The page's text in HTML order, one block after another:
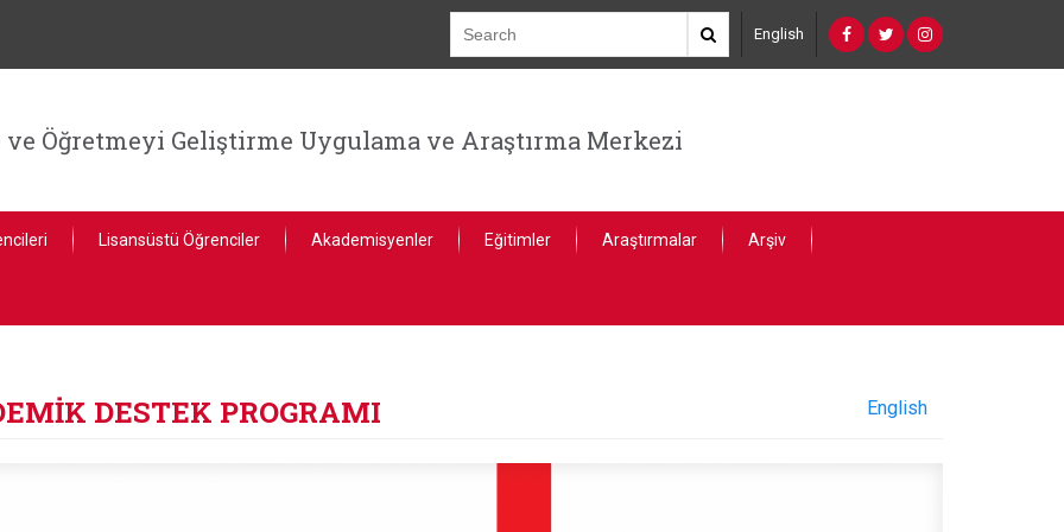
English
ve Öğretmeyi Geliştirme Uygulama ve Araştırma Merkezi
Lisansüstü Öğrenciler Akademisyenler Eğitimler Araştırmalar Arşiv
DESTEK PROGRAMI English